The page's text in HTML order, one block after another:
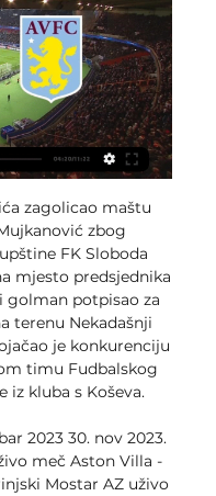
zagolicao maštu
zbog
FK Sloboda
mjesto predsjednika
golman potpisao za
terenu Nekadašnji
je konkurenciju
timu Fudbalskog
iz kluba s Koševa.
2023 30. nov 2023.
meč Aston Villa -
Mostar AZ uživo